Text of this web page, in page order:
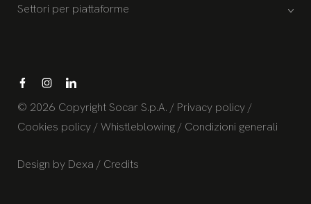
Settori per piattaforme
© 2026 Copyright Socar S.p.A. / Privacy policy/
Cookies policy/Whistleblowing/ Condizioni generali
Design by Dexa / Credits